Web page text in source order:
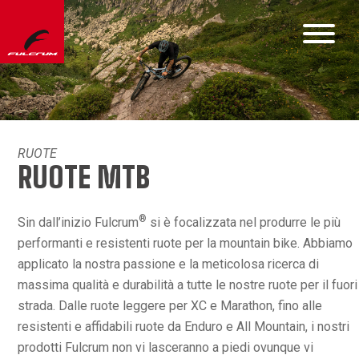
RUOTE
RUOTE MTB
Sin dall’inizio Fulcrum® si è focalizzata nel produrre le più
performanti e resistenti ruote per la mountain bike. Abbiamo
applicato la nostra passione e la meticolosa ricerca di
massima qualità e durabilità a tutte le nostre ruote per il fuori
strada. Dalle ruote leggere per XC e Marathon, fino alle
resistenti e affidabili ruote da Enduro e All Mountain, i nostri
prodotti Fulcrum non vi lasceranno a piedi ovunque vi